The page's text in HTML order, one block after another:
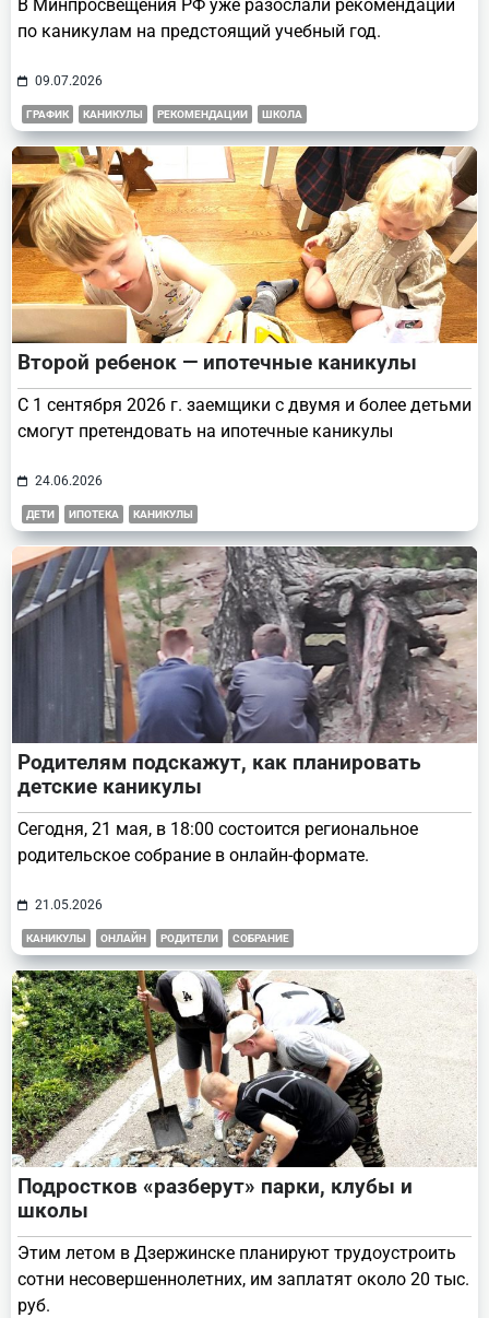
В Минпросвещения РФ уже разослали рекомендации
по каникулам на предстоящий учебный год.
09.07.2026
ГРАФИК КАНИКУЛЫ РЕКОМЕНДАЦИИ ШКОЛА
Второй ребенок — ипотечные каникулы
С 1 сентября 2026 г. заемщики с двумя и более детьми
смогут претендовать на ипотечные каникулы
24.06.2026
ДЕТИ ИПОТЕКА КАНИКУЛЫ
Родителям подскажут, как планировать
детские каникулы
Сегодня, 21 мая, в 18:00 состоится региональное
родительское собрание в онлайн-формате.
21.05.2026
КАНИКУЛЫ ОНЛАЙН РОДИТЕЛИ СОБРАНИЕ
Подростков «разберут» парки, клубы и
школы
Этим летом в Дзержинске планируют трудоустроить
сотни несовершеннолетних, им заплатят около 20 тыс.
руб.